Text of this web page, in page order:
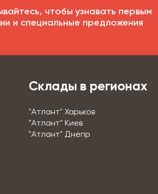
чтобы узнавать первым
и специальные предложения
Склады в регионах
"Атлант" Харьков
"Атлант" Киев
"Атлант" Днепр